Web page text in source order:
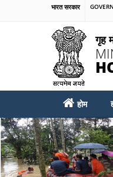
भारत सरकार
गृह
MAIN
MENU
होम